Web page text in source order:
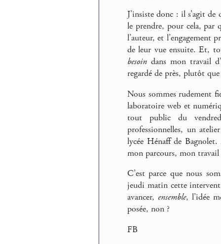
J’insiste donc : il s’agit
le prendre, pour cela, par
l’auteur, et l’engagement
de leur vue ensuite. Et,
besoin dans mon travail
regardé de près, plutôt que
Nous sommes rudement
laboratoire web et
tout public du
professionnelles, un
lycée Hénaff de
mon parcours, mon
C’est parce que nous
jeudi matin cette
avancer,ensemble, l’idée
posée, non ?
FB